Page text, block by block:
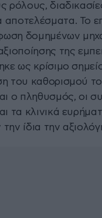
ρόλους,
Το
δομημένων
της
ως κρίσιμο
του καθορισμού
ο πληθυσμός, οι
τα κλινικά
ίδια την